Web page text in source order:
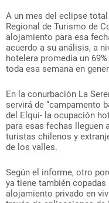
A un mes del eclipse
Regional de Turismo de
alojamiento para esa
acuerdo a su análisis, a
hotelera promedia un
toda esa semana en
En la conurbación La
servirá de “campamento
del Elqui- la ocupación
para esas fechas lleguen
turistas chilenos y
de los valles.
Según el informe, otro
ya tiene también
alojamiento privado en